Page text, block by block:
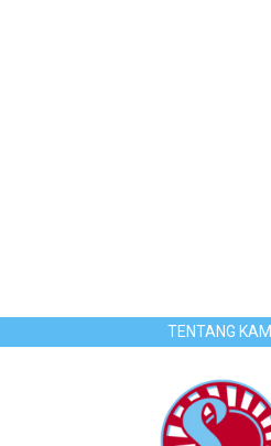
TENTANG KAMI